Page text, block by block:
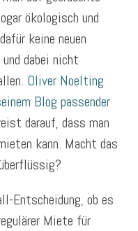
ökologisch und
keine neuen
dabei nicht
Oliver Noelting
Blog passender
darauf, dass man
kann. Macht das
Entscheidung, ob es
Miete für